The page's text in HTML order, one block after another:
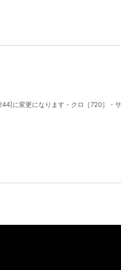
変更になります・クロ［720］・